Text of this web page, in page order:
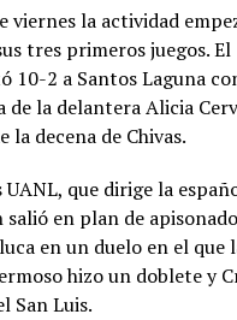
viernes la actividad
tres primeros juegos. El
10-2 a Santos Laguna
de la delantera Alicia
la decena de Chivas.
que dirige la
en plan de
en un duelo en el que
hizo un doblete y
San Luis.